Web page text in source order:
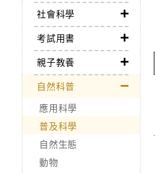
社會科學
考試用書
親子教養
自然科普
應用科學
普及科學
自然生態
動物